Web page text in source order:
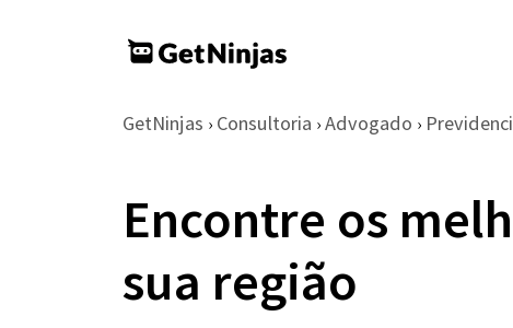
GetNinjas › Consultoria › Advogado ›
Encontre os
sua região